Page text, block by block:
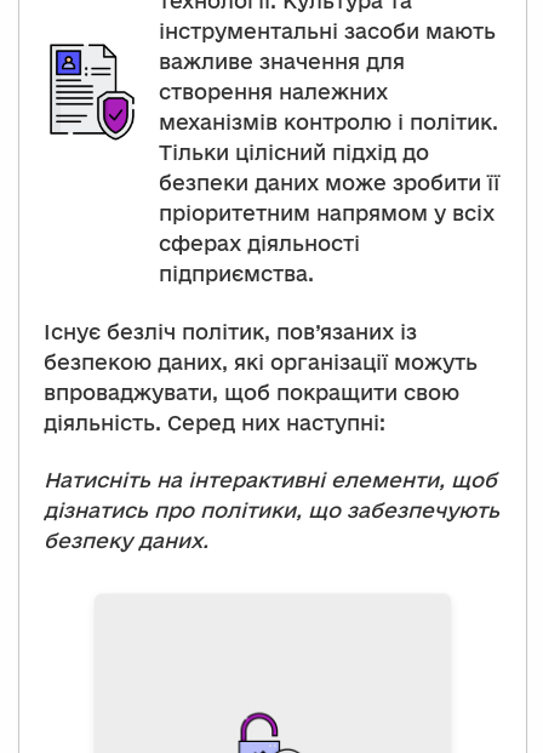
інструментальні засоби мають
важливе значення для
створення належних
механізмів контролю і політик.
Тільки цілісний підхід до
безпеки даних може зробити її
пріоритетним напрямом у всіх
сферах діяльності
підприємства.
Існує безліч політик, пов’язаних із
безпекою даних, які організації можуть
впроваджувати, щоб покращити свою
діяльність. Серед них наступні:
Натисніть на інтерактивні елементи, щоб
дізнатись про політики, що забезпечують
безпеку даних.Здійснюючи жорсткий
якомога меншою кількістю
осіб, організації можуть